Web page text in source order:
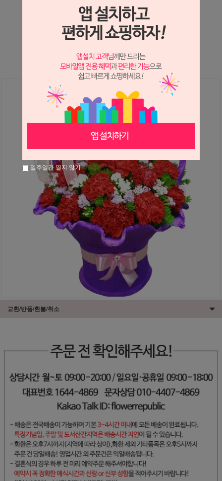
상세정보 새창 열기
상세 정보를 확대해 보실 수 있습니다.
교환/반품/환불/취소
일주일간 열지 않기